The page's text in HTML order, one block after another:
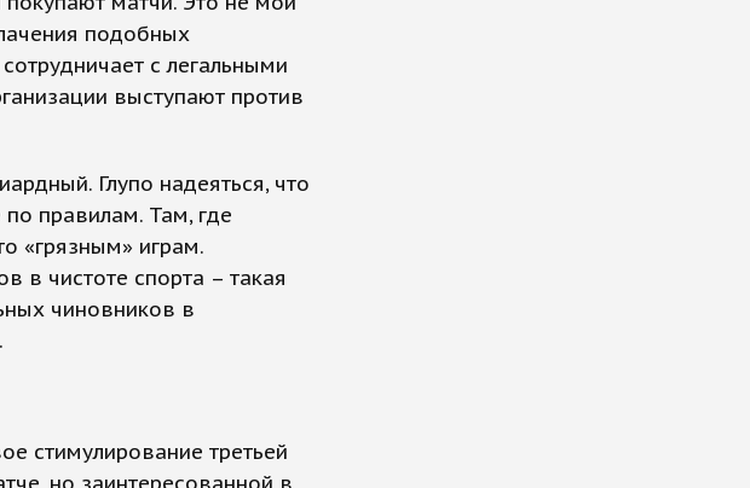
подобных
с легальными
выступают против
Глупо надеяться, что
правилам. Там, где
«грязным» играм.
в чистоте спорта – такая
чиновников в
стимулирование третьей